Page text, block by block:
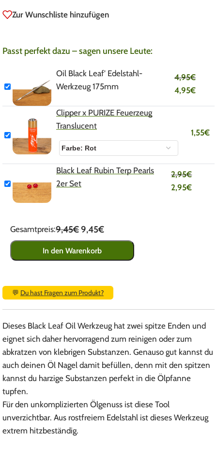
Zur Wunschliste hinzufügen
Passt perfekt dazu – sagen unsere Leute:
Oil Black Leaf' Edelstahl-
Werkzeug 175mm
4,95€
4,95€
Clipper x PURIZE Feuerzeug
Translucent
1,55€
Black Leaf Rubin Terp Pearls
2er Set
2,95€
2,95€
Gesamtpreis:9,45€ 9,45€
In den Warenkorb
💬 Du hast Fragen zum Produkt?
Dieses Black Leaf Oil Werkzeug hat zwei spitze Enden und
eignet sich daher hervorragend zum reinigen oder zum
abkratzen von klebrigen Substanzen. Genauso gut kannst du
auch deinen Öl Nagel damit befüllen, denn mit den spitzen
kannst du harzige Substanzen perfekt in die Ölpfanne
tupfen.
Für den unkomplizierten Ölgenuss ist diese Tool
unverzichtbar. Aus rostfreiem Edelstahl ist dieses Werkzeug
extrem hitzbeständig.